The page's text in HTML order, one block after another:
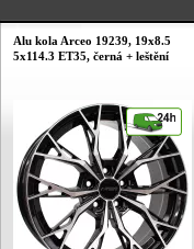
Alu kola Arceo 19239, 19x8.5
5x114.3 ET35, černá + leštění